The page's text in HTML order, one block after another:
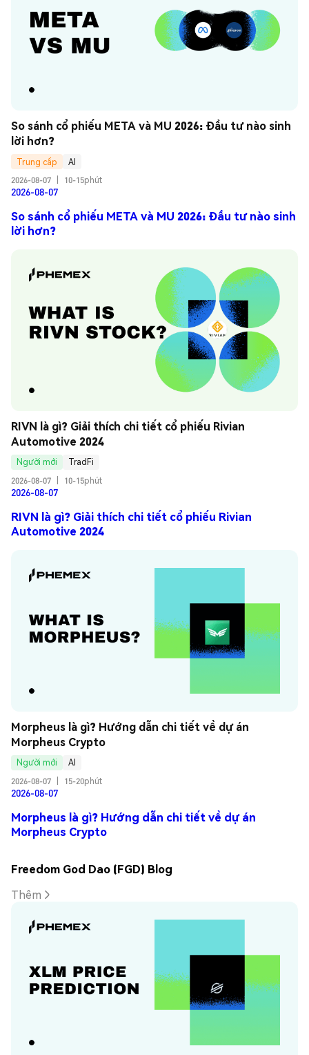
So sánh cổ phiếu META và MU 2026: Đầu tư nào sinh
lời hơn?
Trung cấp
AI
2026-08-07
10-15phút
2026-08-07
So sánh cổ phiếu META và MU 2026: Đầu tư nào sinh
lời hơn?
RIVN là gì? Giải thích chi tiết cổ phiếu Rivian
Automotive 2024
Người mới
TradFi
2026-08-07
10-15phút
2026-08-07
RIVN là gì? Giải thích chi tiết cổ phiếu Rivian
Automotive 2024
Morpheus là gì? Hướng dẫn chi tiết về dự án
Morpheus Crypto
Người mới
AI
2026-08-07
15-20phút
2026-08-07
Morpheus là gì? Hướng dẫn chi tiết về dự án
Morpheus Crypto
Freedom God Dao (FGD) Blog
Thêm